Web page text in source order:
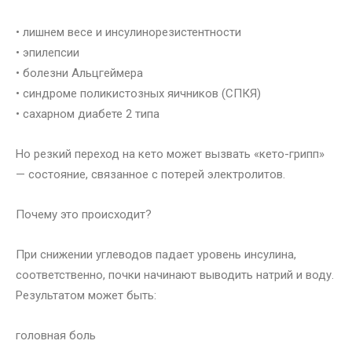
• лишнем весе и инсулинорезистентности
• эпилепсии
• болезни Альцгеймера
• синдроме поликистозных яичников (СПКЯ)
• сахарном диабете 2 типа
Но резкий переход на кето может вызвать «кето-грипп»
— состояние, связанное с потерей электролитов.
Почему это происходит?
При снижении углеводов падает уровень инсулина,
соответственно, почки начинают выводить натрий и воду.
Результатом может быть:
головная боль